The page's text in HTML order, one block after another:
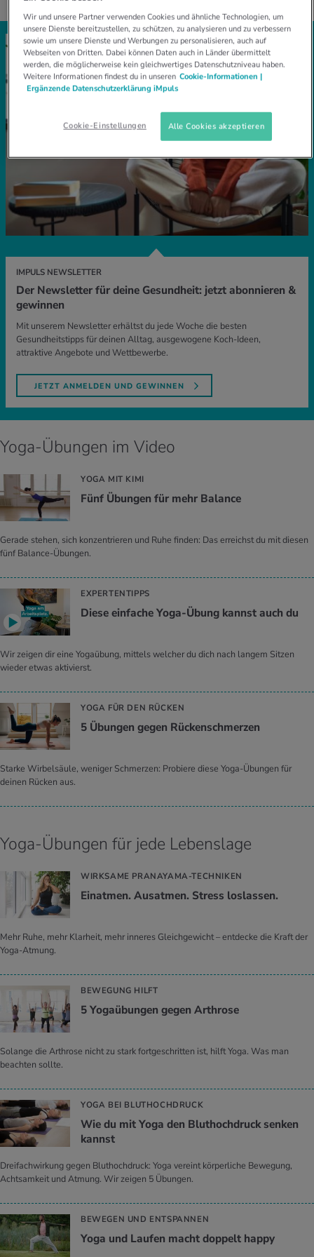
IMPULS NEWSLETTER
Der Newsletter für deine Gesundheit: jetzt abonnieren &
gewinnen
Mit unserem Newsletter erhältst du jede Woche die besten
Gesundheitstipps für deinen Alltag, ausgewogene Koch-Ideen,
attraktive Angebote und Wettbewerbe.
JETZT ANMELDEN UND GEWINNEN
Yoga-Übungen im Video
YOGA MIT KIMI
Fünf Übun­gen für mehr Ba­lan­ce
Gerade stehen, sich konzentrieren und Ruhe finden: Das erreichst du mit diesen
fünf Balance-Übungen.
EXPERTENTIPPS
Diese einfache Yoga-Übung kannst auch du
Wir zeigen dir eine Yogaübung, mittels welcher du dich nach langem Sitzen
wieder etwas aktivierst.
YOGA FÜR DEN RÜCKEN
5 Übun­gen gegen Rü­cken­schmer­zen
Starke Wirbelsäule, weniger Schmerzen: Probiere diese Yoga-Übungen für
deinen Rücken aus.
Yoga-Übungen für jede Lebenslage
WIRKSAME PRANAYAMA-TECHNIKEN
Ein­at­men. Aus­at­men. Stress los­las­sen.
Mehr Ruhe, mehr Klarheit, mehr inneres Gleichgewicht – entdecke die Kraft der
Yoga-Atmung.
BEWEGUNG HILFT
5 Yo­ga­übun­gen gegen Ar­thro­se
Solange die Arthrose nicht zu stark fortgeschritten ist, hilft Yoga. Was man
beachten sollte.
YOGA BEI BLUTHOCHDRUCK
Wie du mit Yoga den Blut­hoch­druck sen­ken
kannst
Dreifachwirkung gegen Bluthochdruck: Yoga vereint körperliche Bewegung,
Achtsamkeit und Atmung. Wir zeigen 5 Übungen.
BEWEGEN UND ENTSPANNEN
Yoga und Lau­fen macht dop­pelt happy
Wir und unsere Partner verwenden Cookies und ähnliche Technologien, um
unsere Dienste bereitzustellen, zu schützen, zu analysieren und zu verbessern
sowie um unsere Dienste und Werbungen zu personalisieren, auch auf
Webseiten von Dritten. Dabei können Daten auch in Länder übermittelt
werden, die möglicherweise kein gleichwertiges Datenschutzniveau haben.
Weitere Informationen findest du in unseren Cookie-Informationen |
Ergänzende Datenschutzerklärung iMpuls
Cookie-Einstellungen Alle Cookies akzeptieren